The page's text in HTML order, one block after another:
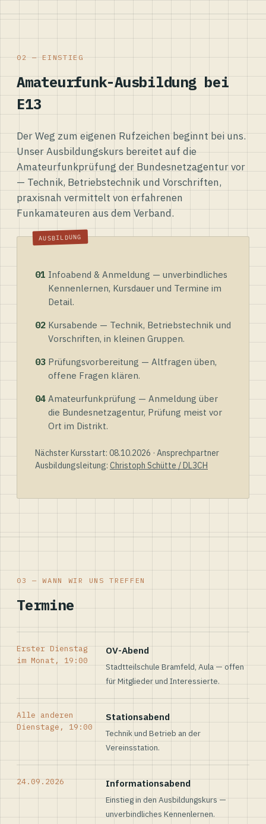
02 — EINSTIEG
Amateurfunk-Ausbildung bei
E13
Der Weg zum eigenen Rufzeichen beginnt bei uns.
Unser Ausbildungskurs bereitet auf die
Amateurfunkprüfung der Bundesnetzagentur vor
— Technik, Betriebstechnik und Vorschriften,
praxisnah vermittelt von erfahrenen
Funkamateuren aus dem Verband.
01 Infoabend & Anmeldung — unverbindliches
Kennenlernen, Kursdauer und Termine im
Detail.
02 Kursabende — Technik, Betriebstechnik und
Vorschriften, in kleinen Gruppen.
03 Prüfungsvorbereitung — Altfragen üben,
offene Fragen klären.
04 Amateurfunkprüfung — Anmeldung über
die Bundesnetzagentur, Prüfung meist vor
Ort im Distrikt.
Nächster Kursstart: 08.10.2026 · Ansprechpartner
Ausbildungsleitung: Christoph Schütte / DL3CH
03 — WANN WIR UNS TREFFEN
Termine
Erster Dienstag
im Monat, 19:00
OV-Abend
Stadtteilschule Bramfeld, Aula — offen
für Mitglieder und Interessierte.
Alle anderen
Dienstage, 19:00
Stationsabend
Technik und Betrieb an der
Vereinsstation.
24.09.2026 Informationsabend
Einstieg in den Ausbildungskurs —
unverbindliches Kennenlernen.